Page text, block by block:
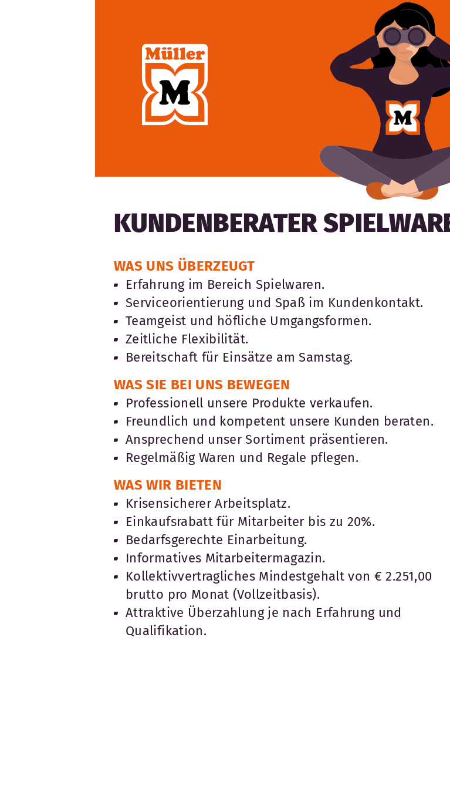
KUNDENBERATER
WAS UNS ÜBERZEUGT
Erfahrung im Bereich Spielwaren.
Serviceorientierung und Spaß im Kundenkontakt.
Teamgeist und höfliche Umgangsformen.
Zeitliche Flexibilität.
Bereitschaft für Einsätze am Samstag.
WAS SIE BEI UNS BEWEGEN
Professionell unsere Produkte verkaufen.
Freundlich und kompetent unsere Kunden beraten.
Ansprechend unser Sortiment präsentieren.
Regelmäßig Waren und Regale pflegen.
WAS WIR BIETEN
Krisensicherer Arbeitsplatz.
Einkaufsrabatt für Mitarbeiter bis zu 20%.
Bedarfsgerechte Einarbeitung.
Informatives Mitarbeitermagazin.
Kollektivvertragliches Mindestgehalt von € 2.251,00
brutto pro Monat (Vollzeitbasis).
Attraktive Überzahlung je nach Erfahrung und
Qualifikation.